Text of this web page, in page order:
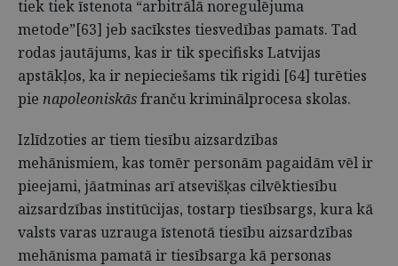
tiek tiek īstenota “arbitrālā noregulējuma
metode”[63] jeb sacīkstes tiesvedības pamats. Tad
rodas jautājums, kas ir tik specifisks Latvijas
apstākļos, ka ir nepieciešams tik rigidi [64] turēties
pie napoleoniskāsfranču kriminālprocesa skolas.
Izlīdzoties ar tiem tiesību aizsardzības
mehānismiem, kas tomēr personām pagaidām vēl ir
pieejami, jāatminas arī atsevišķas cilvēktiesību
aizsardzības institūcijas, tostarp tiesībsargs, kura kā
valsts varas uzrauga īstenotā tiesību aizsardzības
mehānisma pamatā ir tiesībsarga kā personas